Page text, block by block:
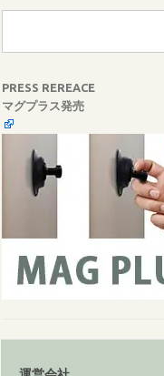
PRESS REREACE
マグプラス発売